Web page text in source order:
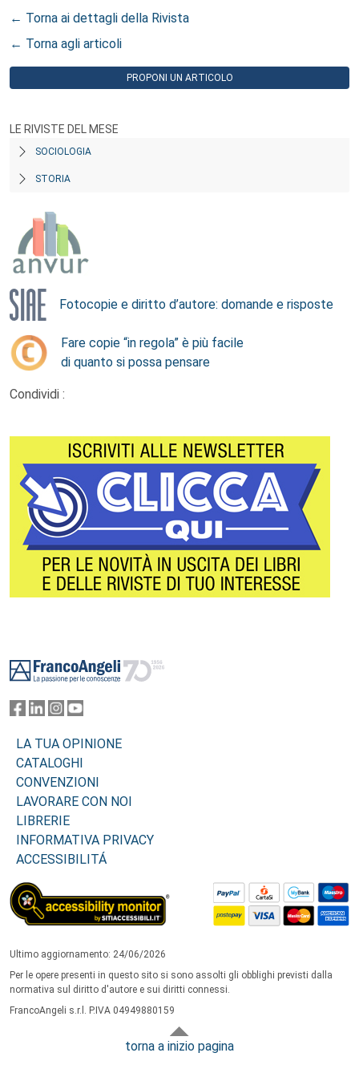
← Torna ai dettagli della Rivista
← Torna agli articoli
PROPONI UN ARTICOLO
LE RIVISTE DEL MESE
SOCIOLOGIA
STORIA
Fotocopie e diritto d’autore: domande e risposte
Fare copie “in regola” è più facile
di quanto si possa pensare
Condividi :
LA TUA OPINIONE
CATALOGHI
CONVENZIONI
LAVORARE CON NOI
LIBRERIE
INFORMATIVA PRIVACY
ACCESSIBILITÁ
Ultimo aggiornamento: 24/06/2026
Per le opere presenti in questo sito si sono assolti gli obblighi previsti dalla
normativa sul diritto d'autore e sui diritti connessi.
FrancoAngeli s.r.l. P.IVA 04949880159
torna a inizio pagina